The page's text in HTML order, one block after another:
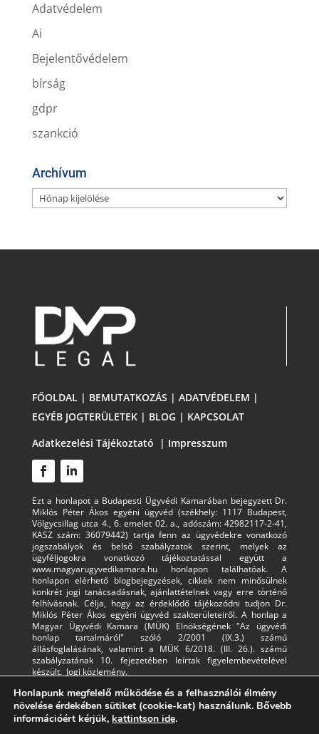
Adatvédelem
Ai
Bejelentővédelem
bírság
gdpr
szankció
Archívum
Archívum
FŐOLDAL| BEMUTATKOZÁS | ADATVÉDELEM |
EGYÉB JOGTERÜLETEK| BLOG | KAPCSOLAT
Adatkezelési Tájékoztató | Impresszum
Ezt a honlapot a Budapesti Ügyvédi Kamarában bejegyzett Dr.
Miklós Péter Ákos egyéni ügyvéd (székhely: 1117 Budapest,
Völgycsillag utca 4., 6. emelet 02. a., adószám: 42982117-2-41,
KASZ szám: 36079442) tartja fenn az ügyvédekre vonatkozó
jogszabályok és belső szabályzatok szerint, melyek az
ügyféljogokra vonatkozó tájékoztatással együtt a
www.magyarugyvedikamara.hu honlapon találhatóak. A
honlapon elérhető blogbejegyzések, cikkek nem minősülnek
konkrét jogi tanácsadásnak, ajánlattételnek vagy erre történő
felhívásnak. Célja, hogy az érdeklődő tájékozódni tudjon Dr.
Miklós Péter Ákos egyéni ügyvéd szakterületeiről. A honlap a
Magyar Ügyvédi Kamara (MÜK) Elnökségének "Az ügyvédi
honlap tartalmáról" szóló 2/2001 (IX.3.) számú
állásfoglalásának, valamint a MÜK 6/2018. (III. 26.). számú
szabályzatának 10. fejezetében leírtak figyelembevételével
készült. Jogi közlemény.
Honlapunk megfelelő működése és a felhasználói élmény
növelése érdekében sütiket (cookie-kat) használunk. Bővebb
információért kérjük, kattintson ide.